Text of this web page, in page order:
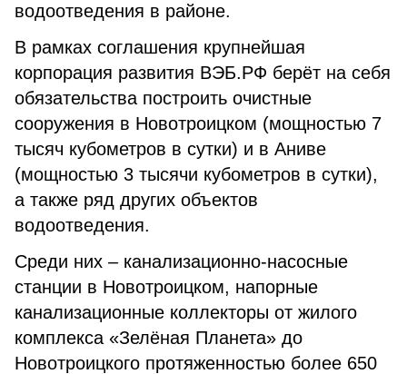
водоотведения в районе.
В рамках соглашения крупнейшая
корпорация развития ВЭБ.РФ берёт на себя
обязательства построить очистные
сооружения в Новотроицком (мощностью 7
тысяч кубометров в сутки) и в Аниве
(мощностью 3 тысячи кубометров в сутки),
а также ряд других объектов
водоотведения.
Среди них – канализационно-насосные
станции в Новотроицком, напорные
канализационные коллекторы от жилого
комплекса «Зелёная Планета» до
Новотроицкого протяженностью более 650